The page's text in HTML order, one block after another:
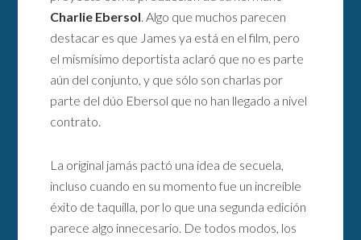
Charlie Ebersol. Algo que muchos parecen
destacar es que James ya está en el film, pero
el mismísimo deportista aclaró que no es parte
aún del conjunto, y que sólo son charlas por
parte del dúo Ebersol que no han llegado a nivel
contrato.
La original jamás pactó una idea de secuela,
incluso cuando en su momento fue un increíble
éxito de taquilla, por lo que una segunda edición
parece algo innecesario. De todos modos, los